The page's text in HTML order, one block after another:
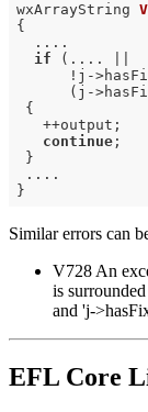
wxArrayString
{
  ....
if (.... ||
!j-
(j-
{
   ++output;
continue;
}
....
Similar errors can
V728 An
is
and 'j-
EFL Core